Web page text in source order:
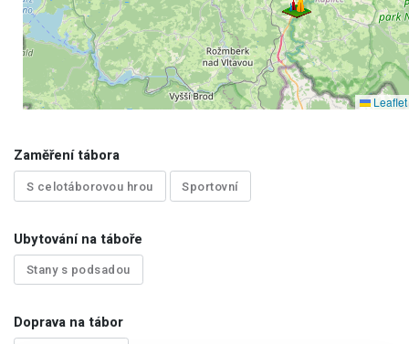
Leaflet
Zaměření tábora
S celotáborovou hrou Sportovní
Ubytování na táboře
Stany s podsadou
Doprava na tábor